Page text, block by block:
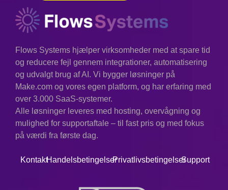
creativity.”
"Cybernetics"
Kontekst:Wiener var banebrydende
inden for tanken om automatiseringens
effekt på både mennesker og maskiner
og så dens potentiale som et middel til
fremgang.
Flows Systems hjælper virksomheder med at spare tid
og reducere fejl gennem integrationer, automatisering
og udvalgt brug af AI. Vi bygger løsninger på
Make.com og vores egen platform, og har erfaring med
over 3.000 SaaS-systemer.
Alle løsninger leveres med hosting, overvågning og
mulighed for supportaftale – til fast pris og med fokus
på værdi fra første dag.
KontaktHandelsbetingelserPrivatlivsbetingelserSupport